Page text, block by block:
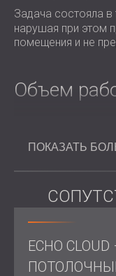
Задача состояла
нарушая при этом
помещения и не
Объем
Выбор и
рабочего дня
Решение
ПОКАЗАТЬ
ECHO